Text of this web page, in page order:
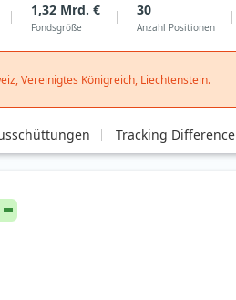
1,32 Mrd. €
Fondsgröße
30
Anzahl Positionen
Vereinigtes Königreich, Liechtenstein.
Tracking Difference